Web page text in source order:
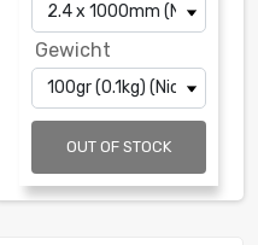
Gewicht
OUT OF STOCK